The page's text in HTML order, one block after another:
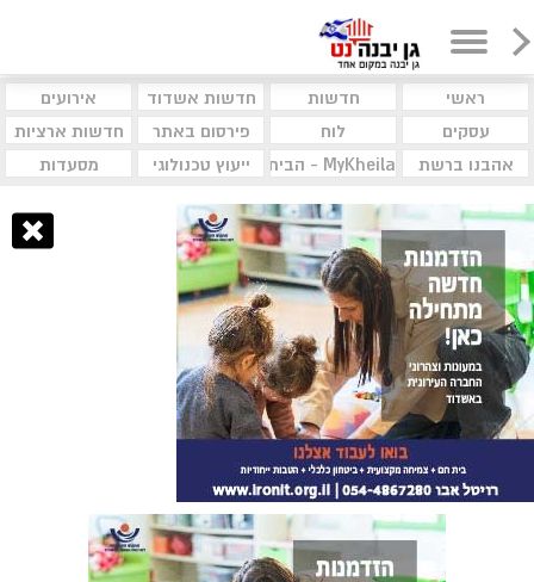
ראשי חדשות חדשות אשדוד
אירועים
עסקים
לוח פירסום באתר
חדשות ארציות
אהבנו ברשת
MyKheila - הבית לעסקים וקהילות ייעוץ טכנולוגי מסעדות